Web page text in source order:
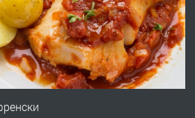
преди 1 година
поход "По стъпките на Ангел